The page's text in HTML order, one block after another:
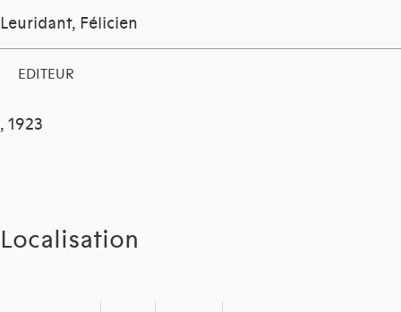
Leuridant, Félicien
EDITEUR
, 1923
Localisation